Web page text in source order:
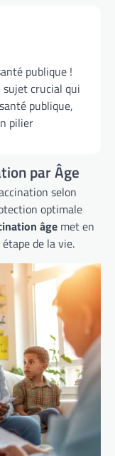
publique !
crucial qui
publique,
pilier
par Âge
selon
optimale
âge met en
de la vie.